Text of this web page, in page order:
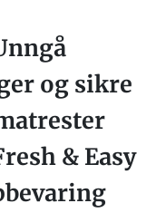
og sikre
& Easy